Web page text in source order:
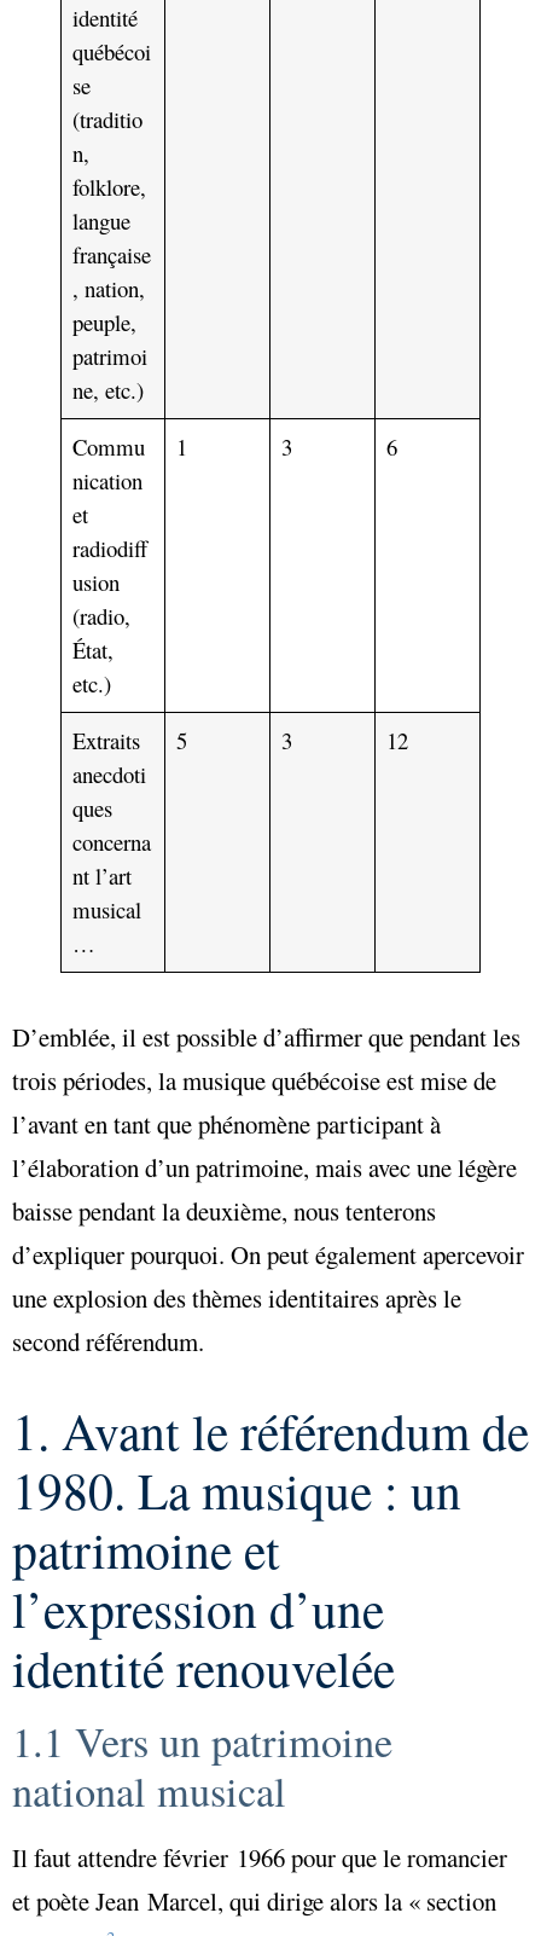
identité
québécoi
se
(traditio
n,
folklore,
langue
française
, nation,
peuple,
patrimoi
ne, etc.)
Commu
nication
et
radiodiff
usion
(radio,
État,
etc.)
1 3 6
Extraits
anecdoti
ques
concerna
nt l’art
musical
…
5 3 12
D’emblée, il est possible d’affirmer que pendant les
trois périodes, la musique québécoise est mise de
l’avant en tant que phénomène participant à
l’élaboration d’un patrimoine, mais avec une légère
baisse pendant la deuxième, nous tenterons
d’expliquer pourquoi. On peut également apercevoir
une explosion des thèmes identitaires après le
second référendum.
1. Avant le référendum de
1980. La musique : un
patrimoine et
l’expression d’une
identité renouvelée
1.1 Vers un patrimoine
national musical
Il faut attendre février 1966 pour que le romancier
et poète Jean Marcel, qui dirige alors la « section